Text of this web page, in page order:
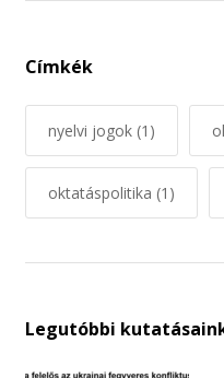
Címkék
nyelvi jogok(1)
oktatáspolitika (1)
Legutóbbi